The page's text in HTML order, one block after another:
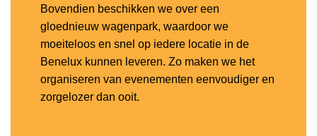
Bovendien beschikken we over een
gloednieuw wagenpark, waardoor we
moeiteloos en snel op iedere locatie in de
Benelux kunnen leveren. Zo maken we het
organiseren van evenementen eenvoudiger en
zorgelozer dan ooit.